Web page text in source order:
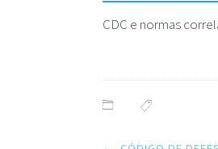
CDC e normas